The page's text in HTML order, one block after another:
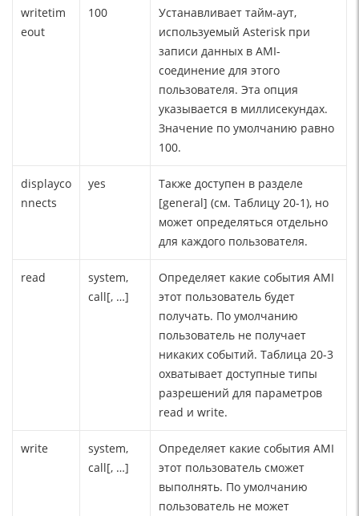
writetim
eout
100
Устанавливает тайм-аут,
используемый Asterisk при
записи данных в AMI-
соединение для этого
пользователя. Эта опция
указывается в миллисекундах.
Значение по умолчанию равно
100.
displayco
nnects
yes
Также доступен в разделе
[general] (см. Таблицу 20-1), но
может определяться отдельно
для каждого пользователя.
read
system,
call[, …]
Определяет какие события AMI
этот пользователь будет
получать. По умолчанию
пользователь не получает
никаких событий. Таблица 20-3
охватывает доступные типы
разрешений для параметров
read и write.
write
system,
call[, …]
Определяет какие события AMI
этот пользователь сможет
выполнять. По умолчанию
пользователь не может